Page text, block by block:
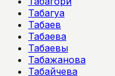
Табагуа
Табаев
Табаева
Табаевы
Табажанова
Табайчева